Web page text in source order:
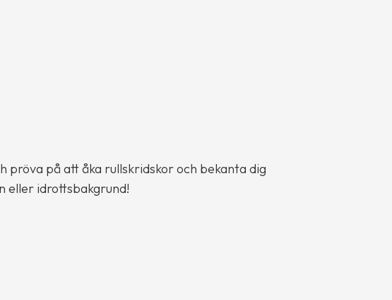
pröva på att åka rullskridskor och bekanta dig
eller idrottsbakgrund!